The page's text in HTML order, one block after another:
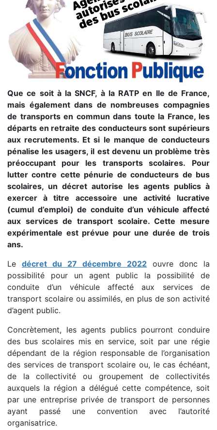
Que ce soit à la SNCF, à la RATP en Ile de France,
mais également dans de nombreuses compagnies
de transports en commun dans toute la France, les
départs en retraite des conducteurs sont supérieurs
aux recrutements. Et si le manque de conducteurs
pénalise les usagers, il est devenu un problème très
préoccupant pour les transports scolaires.
Pour
lutter contre cette pénurie de conducteurs de bus
scolaires, un décret autorise les agents publics à
exercer à titre accessoire une activité lucrative
(cumul d’emploi) de conduite d’un véhicule affecté
aux services de transport scolaire. Cette mesure
expérimentale est prévue pour une durée de trois
ans.
Le décret du 27 décembre 2022 ouvre donc la
possibilité pour un agent public la possibilité de
conduite d’un véhicule affecté aux services de
transport scolaire ou assimilés, en plus de son activité
d’agent public.
Concrètement, les agents publics pourront conduire
des bus scolaires mis en service, soit par une régie
dépendant de la région responsable de l’organisation
des services de transport scolaire ou, le cas échéant,
de la collectivité ou groupement de collectivités
auxquels la région a délégué cette compétence, soit
par une entreprise privée de transport de personnes
ayant passé une convention avec l’autorité
organisatrice.